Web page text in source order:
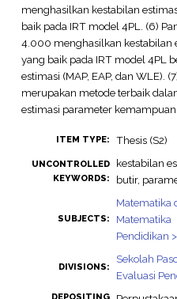
menghasilkan kestabilan
baik pada IRT model 4PL. (6)
4.000 menghasilkan kestabilan
yang baik pada IRT model 4PL
estimasi (MAP, EAP, dan WLE).
merupakan metode terbaik
estimasi parameter kemampuan
ITEM TYPE: Thesis (S2)
UNCONTROLLED
KEYWORDS:
kestabilan
butir,
SUBJECTS:
Matematika
Matematika
Pendidikan
DIVISIONS:
Sekolah
Evaluasi